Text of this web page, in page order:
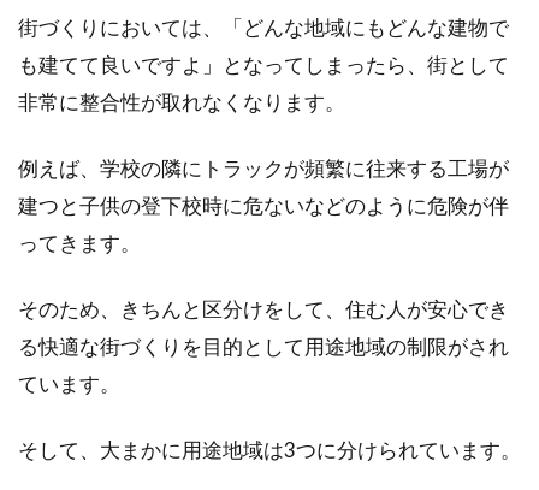
新築を建てたら？不動産登記をする
際の持分表示について
ん。そこで、もし共有で建物を購入したなら、
その建物...
仲介手数料には消費税も？賃貸でお
すすめの費用の工夫
必要です。賃貸の初期費用には仲介手数料も含
街づくりにおいては、「どんな地域にもどんな建物で
も建てて良いですよ」となってしまったら、街として
非常に整合性が取れなくなります。
例えば、学校の隣にトラックが頻繁に往来する工場が
建つと子供の登下校時に危ないなどのように危険が伴
ってきます。
そのため、きちんと区分けをして、住む人が安心でき
る快適な街づくりを目的として用途地域の制限がされ
ています。
そして、大まかに用途地域は3つに分けられています。